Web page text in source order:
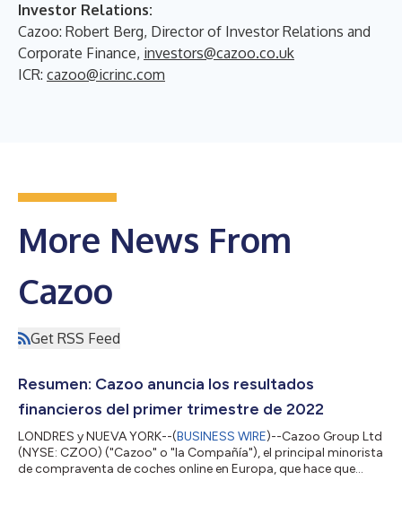
Investor Relations:
Cazoo: Robert Berg, Director of Investor Relations and
Corporate Finance, investors@cazoo.co.uk
ICR: cazoo@icrinc.com
More News From
Cazoo
Get RSS Feed
Resumen: Cazoo anuncia los resultados
financieros del primer trimestre de 2022
LONDRES y NUEVA YORK--(BUSINESS WIRE)--Cazoo Group Ltd
(NYSE: CZOO) ("Cazoo" o "la Compañía"), el principal minorista
de compraventa de coches online en Europa, que hace que